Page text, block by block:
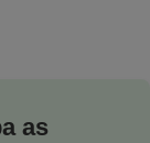
as